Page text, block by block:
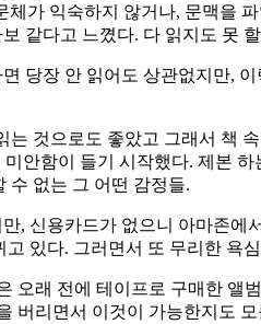
가 익숙하지 않거나, 문맥을
같다고 느꼈다. 다 읽지도 못
당장 안 읽어도 상관없지만,
것으로도 좋았고 그래서 책
안함이 들기 시작했다. 제본 하
수 없는 그 어떤 감정들.
, 신용카드가 없으니 아마존에
있다. 그러면서 또 무리한 욕
오래 전에 테이프로 구매한 앨
리면서 이것이 가능한지도 모